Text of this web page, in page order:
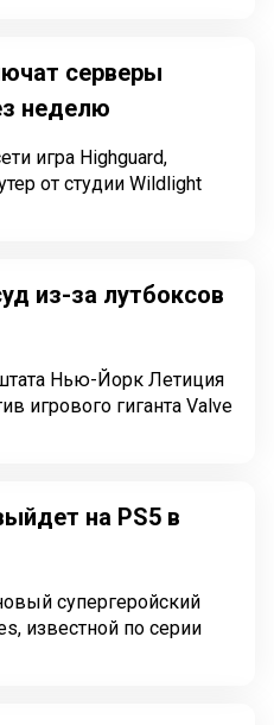
серверы
неделю
игра Highguard,
от студии Wildlight
из-за лутбоксов
Нью-Йорк Летиция
игрового гиганта Valve
на PS5 в
супергеройский
известной по серии